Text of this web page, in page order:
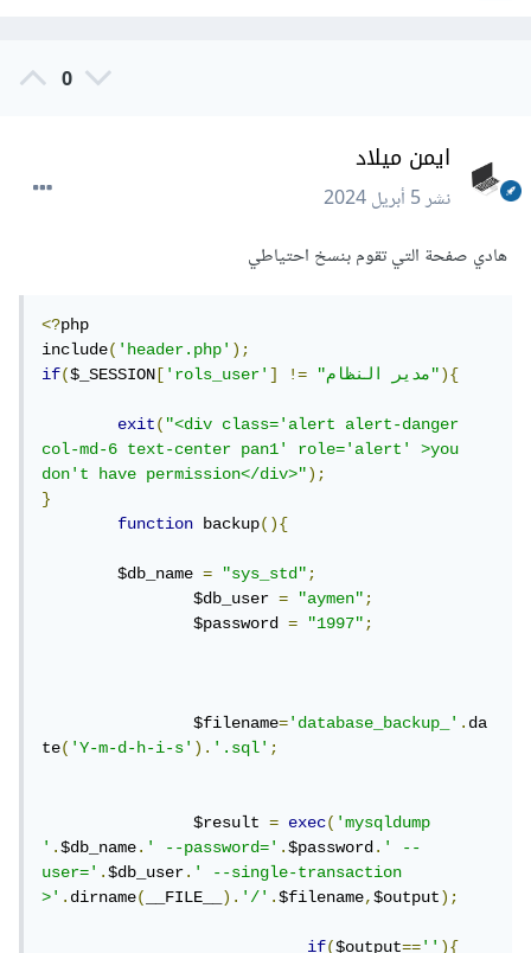
0
ايمن ميلاد
نشر5 أبريل 2024
هادي صفحة التي تقوم بنسخ احتياطي
<?php
include('header.php');
if($_SESSION ['rols_user'] != "مدير النظام"){
exit("<div class='alert alert-danger
col-md-6 text-center pan1' role='alert' >you
don't have permission</div>");
}
function backup(){
	$db_name
= "sys_std";
		$db_user
= "aymen";
		$password
= "1997";
		$filename
='database_backup_'.da
te('Y-m-d-h-i-s').'.sql';
		$result
= exec('mysqldump
'.$db_name.' --password='.$password.' --
user='.$db_user.' --single-transaction
>'.dirname( __FILE__).'/'.$filename,$output);
if($output==''){